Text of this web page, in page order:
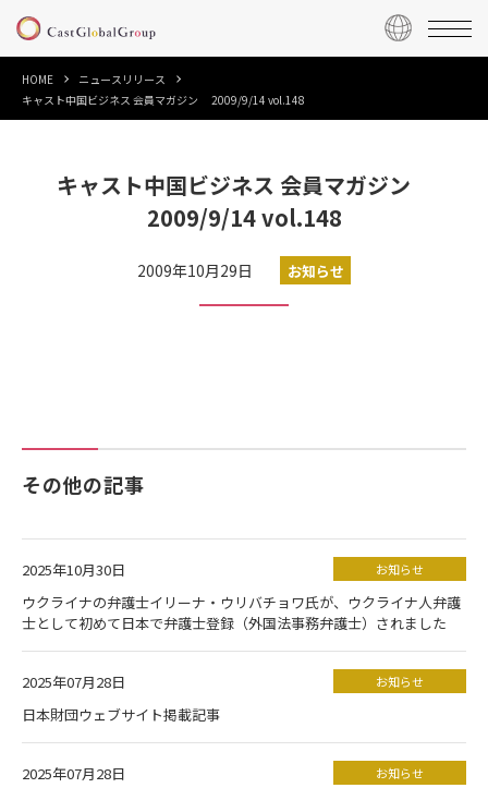
HOME
ニュースリリース
キャスト中国ビジネス 会員マガジン 2009/9/14 vol.148
キャスト中国ビジネス 会員マガジン
2009/9/14 vol.148
2009年10月29日 お知らせ
その他の記事
2025年10月30日 お知らせ
ウクライナの弁護士イリーナ・ウリバチョワ氏が、ウクライナ人弁護
士として初めて日本で弁護士登録（外国法事務弁護士）されました
2025年07月28日 お知らせ
日本財団ウェブサイト掲載記事
2025年07月28日 お知らせ